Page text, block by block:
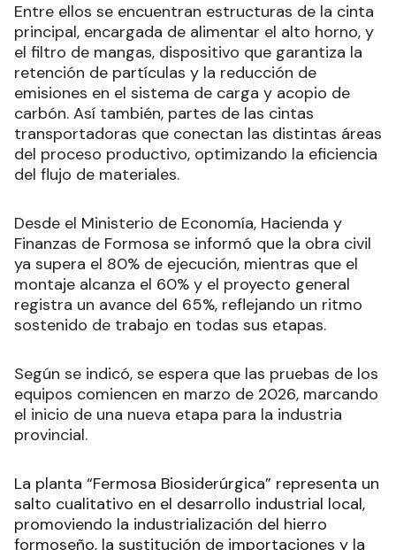
Entre ellos se encuentran estructuras de la cinta
principal, encargada de alimentar el alto horno, y
el filtro de mangas, dispositivo que garantiza la
retención de partículas y la reducción de
emisiones en el sistema de carga y acopio de
carbón. Así también, partes de las cintas
transportadoras que conectan las distintas áreas
del proceso productivo, optimizando la eficiencia
del flujo de materiales.
Desde el Ministerio de Economía, Hacienda y
Finanzas de Formosa se informó que la obra civil
ya supera el 80% de ejecución, mientras que el
montaje alcanza el 60% y el proyecto general
registra un avance del 65%, reflejando un ritmo
sostenido de trabajo en todas sus etapas.
Según se indicó, se espera que las pruebas de los
equipos comiencen en marzo de 2026, marcando
el inicio de una nueva etapa para la industria
provincial.
La planta “Fermosa Biosiderúrgica” representa un
salto cualitativo en el desarrollo industrial local,
promoviendo la industrialización del hierro
formoseño, la sustitución de importaciones y la